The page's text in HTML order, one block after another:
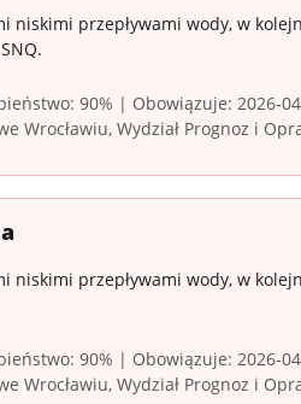
niskimi przepływami wody, w
90% | Obowiązuje: 2026-
Wrocławiu, Wydział Prognoz i
niskimi przepływami wody, w
90% | Obowiązuje: 2026-
Wrocławiu, Wydział Prognoz i